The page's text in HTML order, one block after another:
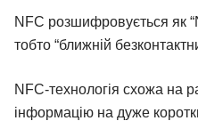
NFC розшифровується як
тобто “ближній
NFC-технологія схожа на
інформацію на дуже